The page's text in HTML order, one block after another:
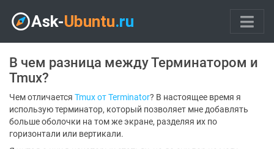
В чем разница между Терминатором и
Tmux?
Чем отличается Tmux отTerminator? В настоящее время я
использую терминатор, который позволяет мне добавлять
больше оболочки на том же экране, разделяя их по
горизонтали или вертикали.